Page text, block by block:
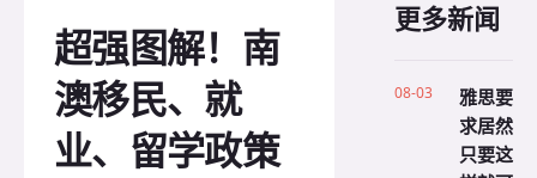
超强图解！南
澳移民、就
业、留学政策
更多新闻
08-03
雅思要
求居然
只要这